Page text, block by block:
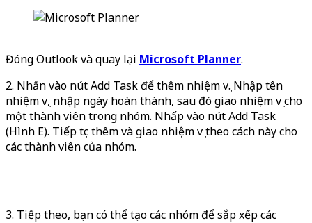
Đóng Outlook và quay lại Microsoft Planner.
2. Nhấn vào nút Add Task để thêm nhiệm vụ. Nhập tên
nhiệm vụ, nhập ngày hoàn thành, sau đó giao nhiệm vụ cho
một thành viên trong nhóm. Nhấp vào nút Add Task
(Hình E). Tiếp tục thêm và giao nhiệm vụ theo cách này cho
các thành viên của nhóm.
3. Tiếp theo, bạn có thể tạo các nhóm để sắp xếp các